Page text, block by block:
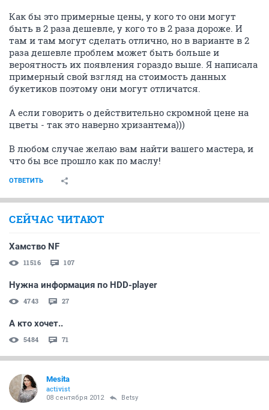
Как бы это примерные цены, у кого то они могут
быть в 2 раза дешевле, у кого то в 2 раза дороже. И
там и там могут сделать отлично, но в варианте в 2
раза дешевле проблем может быть больше и
вероятность их появления гораздо выше. Я написала
примерный свой взгляд на стоимость данных
букетиков поэтому они могут отличатся.
А если говорить о действительно скромной цене на
цветы - так это наверно хризантема)))
В любом случае желаю вам найти вашего мастера, и
что бы все прошло как по маслу!
ОТВЕТИТЬ
СЕЙЧАС ЧИТАЮТ
Хамство NF
11516 107
Нужна информация по HDD-player
4743 27
А кто хочет..
5484 71
Mesita
activist
08 сентября 2012 Betsy